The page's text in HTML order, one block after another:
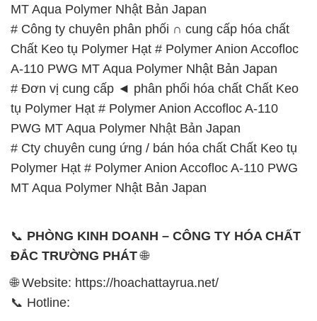
MT Aqua Polymer Nhật Bản Japan
# Công ty chuyên phân phối ∩ cung cấp hóa chất
Chất Keo tụ Polymer Hạt # Polymer Anion Accofloc
A-110 PWG MT Aqua Polymer Nhật Bản Japan
# Đơn vị cung cấp ◄ phân phối hóa chất Chất Keo
tụ Polymer Hạt # Polymer Anion Accofloc A-110
PWG MT Aqua Polymer Nhật Bản Japan
# Cty chuyên cung ứng / bán hóa chất Chất Keo tụ
Polymer Hạt # Polymer Anion Accofloc A-110 PWG
MT Aqua Polymer Nhật Bản Japan
📞 PHÒNG KINH DOANH – CÔNG TY HÓA CHẤT
ĐẮC TRƯỜNG PHÁT🌐
🌐 Website: https://hoachattayrua.net/
📞 Hotline: